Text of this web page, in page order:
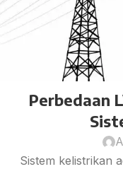
Perbedaan
Sistem kelistrikan